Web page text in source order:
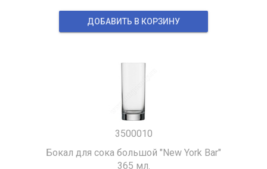
ДОБАВИТЬ В КОРЗИНУ
3500010
Бокал для сока большой "New York Bar"
365 мл.